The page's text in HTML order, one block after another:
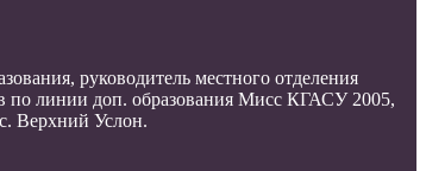
руководитель местного отделения
по линии доп. образования Мисс КГАСУ 2005,
Верхний Услон.